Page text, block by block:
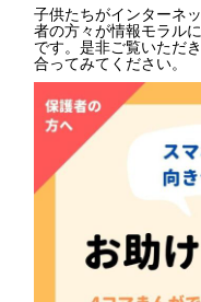
子供たちがインターネ
者の方々が情報モラル
です。是非ご覧いただ
合ってみてください。